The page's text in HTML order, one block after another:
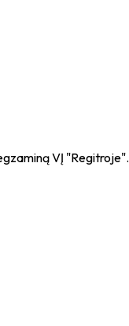
VĮ "Regitroje".